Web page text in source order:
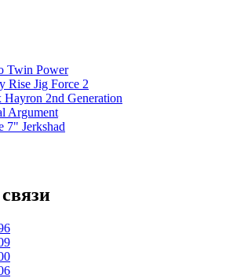
Twin Power
Rise Jig Force 2
2nd Generation
Argument
7" Jerkshad